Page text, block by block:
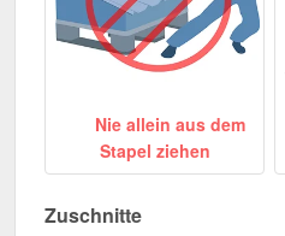
Nie allein aus dem
Stapel ziehen
Zuschnitte